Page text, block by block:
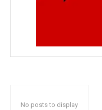
No posts to display